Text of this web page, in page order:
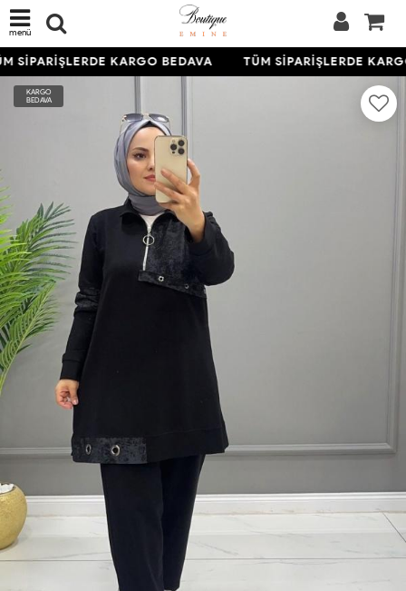
menü
SİPARİŞLERDE KARGO BEDAVA TÜM SİPARİŞLERDE
KARGO
BEDAVA